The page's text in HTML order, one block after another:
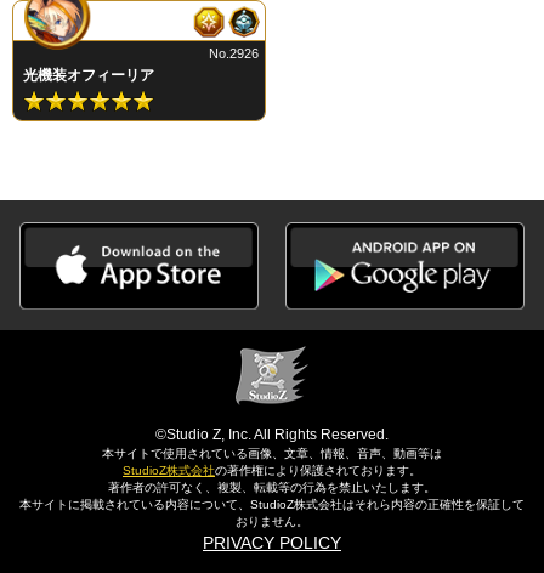
光機装オフィーリア
No.2926
©Studio Z, Inc. All Rights Reserved.
本サイトで使用されている画像、文章、情報、音声、動画等は
StudioZ株式会社の著作権により保護されております。
著作者の許可なく、複製、転載等の行為を禁止いたします。
本サイトに掲載されている内容について、StudioZ株式会社はそれら内容の正確性を保証して
おりません。
PRIVACY POLICY